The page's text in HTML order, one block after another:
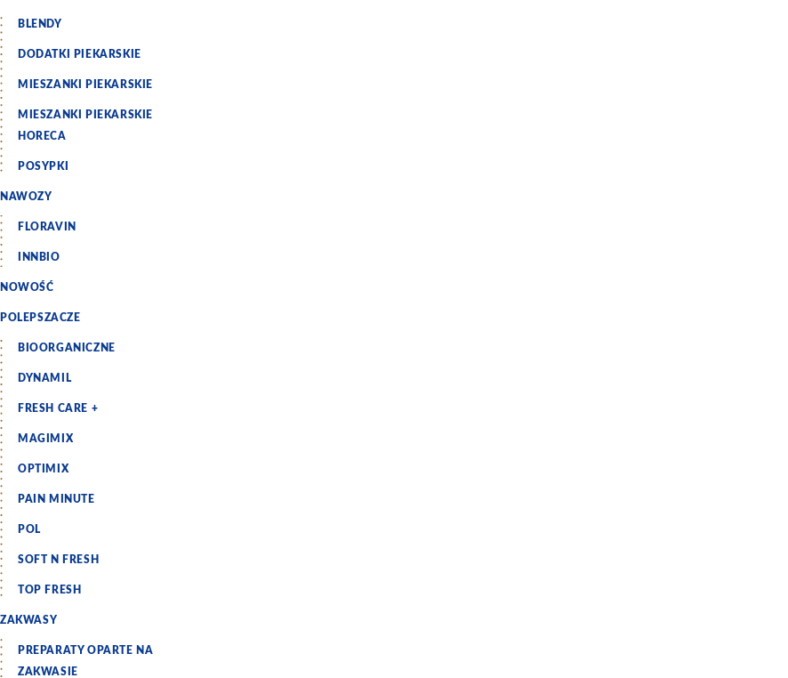
BLENDY
DODATKI PIEKARSKIE
MIESZANKI PIEKARSKIE
MIESZANKI PIEKARSKIE
HORECA
POSYPKI
NAWOZY
FLORAVIN
INNBIO
NOWOŚĆ
POLEPSZACZE
BIOORGANICZNE
DYNAMIL
FRESH CARE +
MAGIMIX
OPTIMIX
PAIN MINUTE
POL
SOFT N FRESH
TOP FRESH
ZAKWASY
PREPARATY OPARTE NA
ZAKWASIE